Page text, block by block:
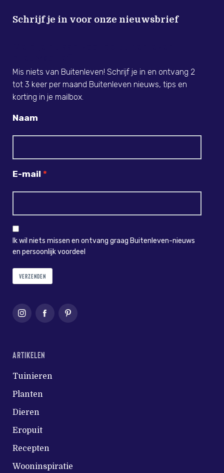
Schrijf je in voor onze nieuwsbrief
Mis niets van Buitenleven! Schrijf je in en ontvang 2
tot 3 keer per maand Buitenleven nieuws, tips en
korting in je mailbox.
Naam
E-mail
Ik wil niets missen en ontvang graag Buitenleven-nieuws
en persoonlijk voordeel
VERZENDEN
ARTIKELEN
Tuinieren
Planten
Dieren
Eropuit
Recepten
Wooninspiratie